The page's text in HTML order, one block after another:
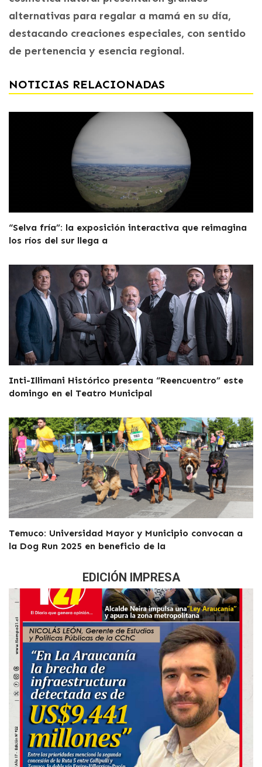
alternativas para regalar a mamá en su día,
destacando creaciones especiales, con sentido
de pertenencia y esencia regional.
NOTICIAS RELACIONADAS
“Selva fría”: la exposición interactiva que reimagina
los ríos del sur llega a
Inti-Illimani Histórico presenta “Reencuentro” este
domingo en el Teatro Municipal
Temuco: Universidad Mayor y Municipio convocan a
la Dog Run 2025 en beneficio de la
EDICIÓN IMPRESA